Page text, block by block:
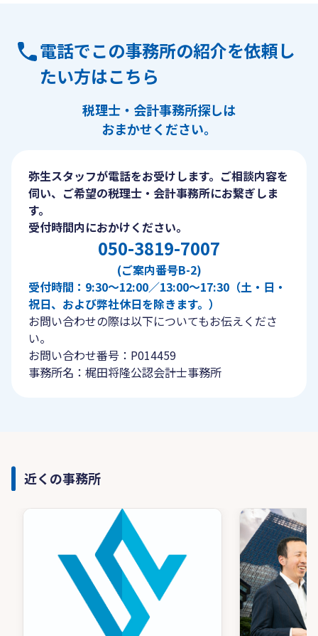
電話でこの事務所の紹介を依頼し
たい方はこちら
税理士・会計事務所探しは
おまかせください。
弥生スタッフが電話をお受けします。ご相談内容を
伺い、ご希望の税理士・会計事務所にお繋ぎしま
す。
受付時間内におかけください。
050-3819-7007
(ご案内番号B-2)
受付時間：9:30〜12:00／13:00〜17:30（土・日・
祝日、および弊社休日を除きます。）
お問い合わせの際は以下についてもお伝えくださ
い。
お問い合わせ番号：P014459
事務所名：梶田将隆公認会計士事務所
近くの事務所